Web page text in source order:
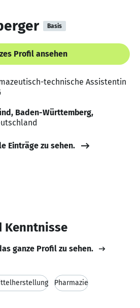
Basis
Profil ansehen
technische Assistentin
Baden-Württemberg,
Einträge zu sehen.
Kenntnisse
ganze Profil zu sehen.
Pharmazie